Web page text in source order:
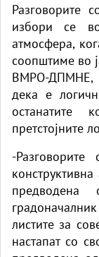
Разговорите
избори се
атмосфера,
соопштиме во
ВМРО-ДПМНЕ,
дека е
останатите
претстојните
-
листите за
настапат со